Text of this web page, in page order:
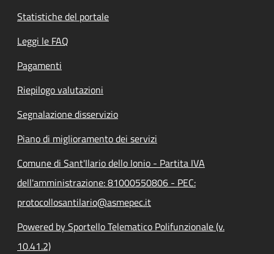
Statistiche del portale
Leggi le FAQ
Pagamenti
Riepilogo valutazioni
Segnalazione disservizio
Piano di miglioramento dei servizi
Comune di Sant'Ilario dello Ionio - Partita IVA
dell'amministrazione: 81000550806 - PEC:
protocollosantilario@asmepec.it
Powered by Sportello Telematico Polifunzionale (v.
10.41.2)